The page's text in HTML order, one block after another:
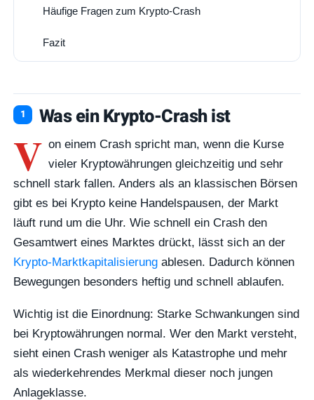
Häufige Fragen zum Krypto-Crash
Fazit
Was ein Krypto-Crash ist
V on einem Crash spricht man, wenn die Kurse
vieler Kryptowährungen gleichzeitig und sehr
schnell stark fallen. Anders als an klassischen Börsen
gibt es bei Krypto keine Handelspausen, der Markt
läuft rund um die Uhr. Wie schnell ein Crash den
Gesamtwert eines Marktes drückt, lässt sich an der
Krypto-Marktkapitalisierung ablesen. Dadurch können
Bewegungen besonders heftig und schnell ablaufen.
Wichtig ist die Einordnung: Starke Schwankungen sind
bei Kryptowährungen normal. Wer den Markt versteht,
sieht einen Crash weniger als Katastrophe und mehr
als wiederkehrendes Merkmal dieser noch jungen
Anlageklasse.